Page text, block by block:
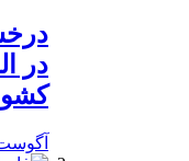
در
آگوست 23,